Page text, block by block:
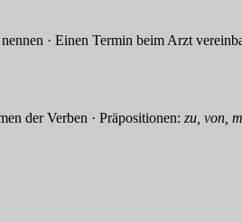
· Einen Termin beim Arzt
der Verben · Präpositionen: zu, von,